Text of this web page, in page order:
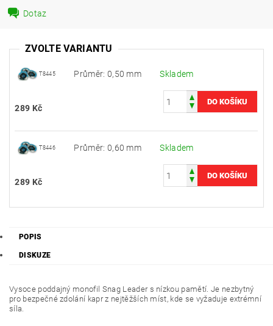
Dotaz
ZVOLTE VARIANTU
T8445 Průměr: 0,50 mm Skladem
289 Kč
T8446 Průměr: 0,60 mm Skladem
289 Kč
POPIS
DISKUZE
Vysoce poddajný monofil Snag Leader s nízkou pamětí. Je nezbytný
pro bezpečné zdolání kapr z nejtěžších míst, kde se vyžaduje extrémní
síla.